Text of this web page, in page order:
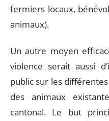
fermiers locaux,
animaux).
Un autre moyen
violence serait aussi
public sur les
des animaux
cantonal. Le but